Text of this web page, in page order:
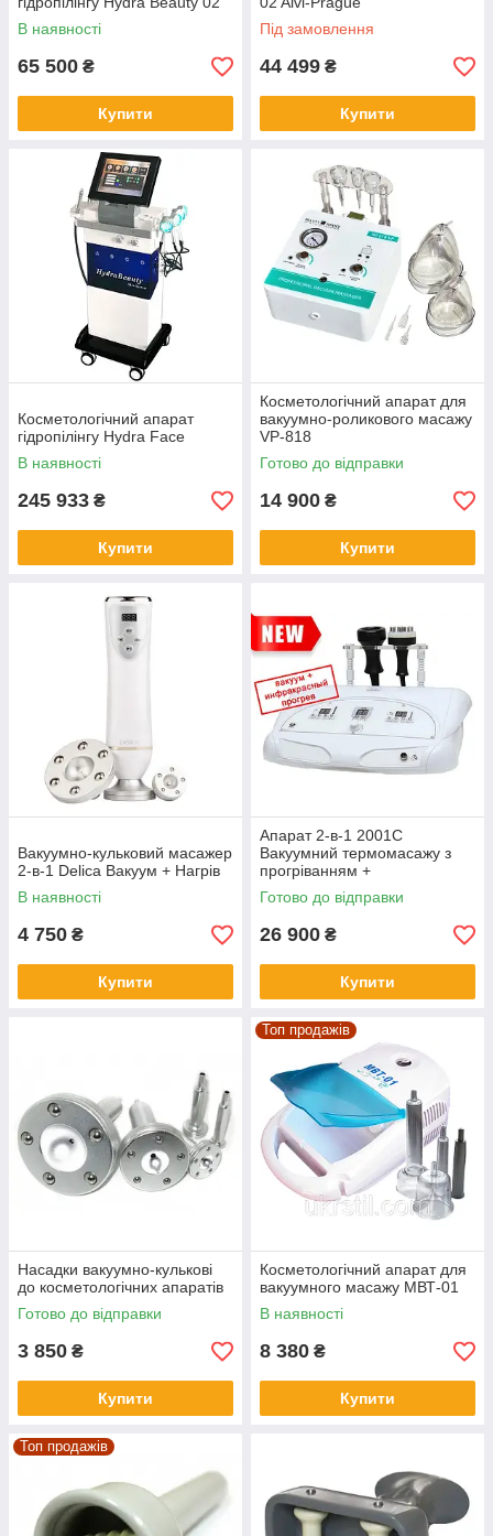
В наявності
65 500 ₴
Купити
Під замовлення
44 499 ₴
Купити
Косметологічний апарат
гідропілінгу Hydra Face
В наявності
245 933 ₴
Купити
Косметологічний апарат для
вакуумно-роликового масажу
VP-818
Готово до відправки
14 900 ₴
Купити
Вакуумно-кульковий масажер
2-в-1 Delica Вакуум + Нагрів
В наявності
4 750 ₴
Купити
Апарат 2-в-1 2001C
Вакуумний термомасажу з
прогріванням +
Біоелектростимуляція
Готово до відправки
26 900 ₴
Купити
Насадки вакуумно-кулькові
до косметологічних апаратів
Готово до відправки
3 850 ₴
Купити
Топ продажів
Косметологічний апарат для
вакуумного масажу МВТ-01
В наявності
8 380 ₴
Купити
Топ продажів